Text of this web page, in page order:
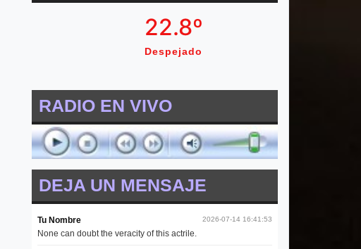
22.8º
Despejado
RADIO EN VIVO
DEJA UN MENSAJE